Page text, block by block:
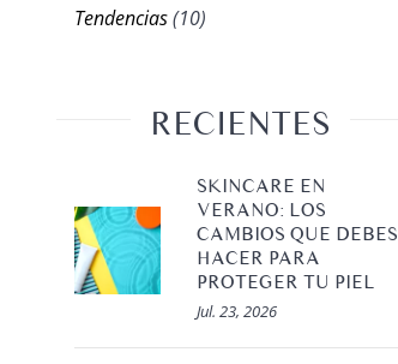
Tendencias(10)
RECIENTES
SKINCARE EN
VERANO: LOS
CAMBIOS QUE DEBES
HACER PARA
PROTEGER TU PIEL
Jul. 23, 2026